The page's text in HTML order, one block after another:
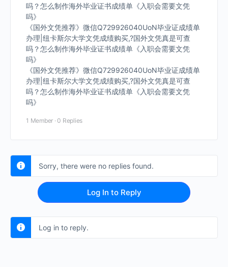
吗？怎么制作海外毕业证书成绩单《入职会需要文凭
吗》
《国外文凭推荐》微信Q729926040UoN毕业证成绩单
办理|纽卡斯尔大学文凭成绩购买,?国外文凭真是可查
吗？怎么制作海外毕业证书成绩单《入职会需要文凭
吗》
《国外文凭推荐》微信Q729926040UoN毕业证成绩单
办理|纽卡斯尔大学文凭成绩购买,?国外文凭真是可查
吗？怎么制作海外毕业证书成绩单《入职会需要文凭
吗》
1 Member · 0 Replies
Sorry, there were no replies found.
Log In to Reply
Log in to reply.